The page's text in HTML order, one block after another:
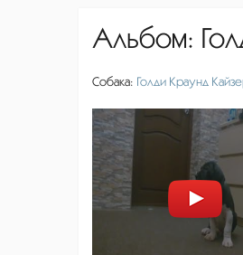
Альбом:
Собака: Голди Краунд